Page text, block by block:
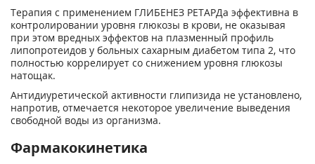
Терапия с применением ГЛИБЕНЕЗ РЕТАРДа эффективна в
контролировании уровня глюкозы в крови, не оказывая
при этом вредных эффектов на плазменный профиль
липопротеидов у больных сахарным диабетом типа 2, что
полностью коррелирует со снижением уровня глюкозы
натощак.
Антидиуретической активности глипизида не установлено,
напротив, отмечается некоторое увеличение выведения
свободной воды из организма.
Фармакокинетика